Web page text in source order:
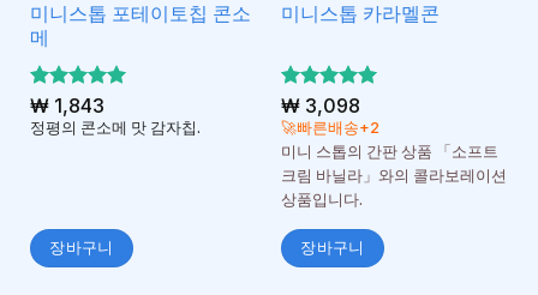
미니스톱 포테이토칩 콘소
메
5 중에서
5로 평가
₩1,843
정평의 콘소메 맛 감자칩.
장바구니
미니스톱 카라멜콘
5 중에서
5로 평가
됨
₩3,098
🚀빠른배송+2
미니 스톱의 간판 상품 「소프트
크림 바닐라」와의 콜라보레이션
상품입니다.
장바구니